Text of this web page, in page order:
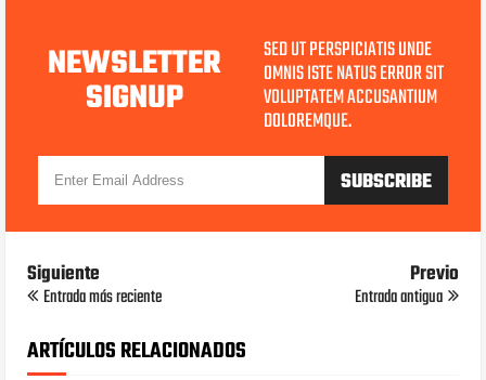
NEWSLETTER
SIGNUP
SED UT PERSPICIATIS UNDE
OMNIS ISTE NATUS ERROR SIT
VOLUPTATEM ACCUSANTIUM
DOLOREMQUE.
Siguiente
Entrada más reciente
Previo
Entrada antigua
ARTÍCULOS RELACIONADOS